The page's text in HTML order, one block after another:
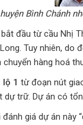
Bình Chánh
đầu từ cầu Nhị
Tuy nhiên, do
chuyển hàng hoá
1 từ đoạn nút
dự trữ. Dự án có
giá dự án này